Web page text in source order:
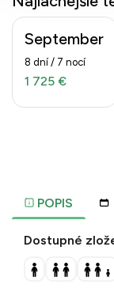
POPIS
Dostupné
September
8 dní / 7 nocí
1 725 €